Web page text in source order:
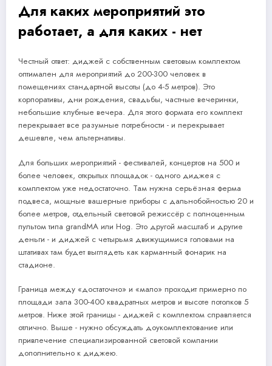
Для каких мероприятий это
работает, а для каких - нет
Честный ответ: диджей с собственным световым комплектом
оптимален для мероприятий до 200-300 человек в
помещениях стандартной высоты (до 4-5 метров). Это
корпоративы, дни рождения, свадьбы, частные вечеринки,
небольшие клубные вечера. Для этого формата его комплект
перекрывает все разумные потребности - и перекрывает
дешевле, чем альтернативы.
Для больших мероприятий - фестивалей, концертов на 500 и
более человек, открытых площадок - одного диджея с
комплектом уже недостаточно. Там нужна серьёзная ферма
подвеса, мощные вашерные приборы с дальнобойностью 20 и
более метров, отдельный световой режиссёр с полноценным
пультом типа grandMA или Hog. Это другой масштаб и другие
деньги - и диджей с четырьмя движущимися головами на
штативах там будет выглядеть как карманный фонарик на
стадионе.
Граница между «достаточно» и «мало» проходит примерно по
площади зала 300-400 квадратных метров и высоте потолков 5
метров. Ниже этой границы - диджей с комплектом справляется
отлично. Выше - нужно обсуждать доукомплектование или
привлечение специализированной световой компании
дополнительно к диджею.